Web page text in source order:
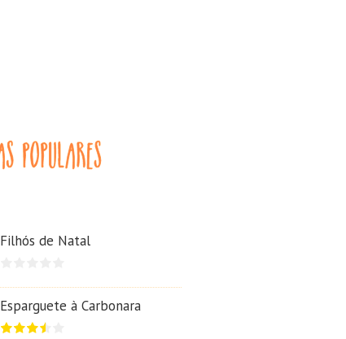
Filhós de Natal
Esparguete à Carbonara